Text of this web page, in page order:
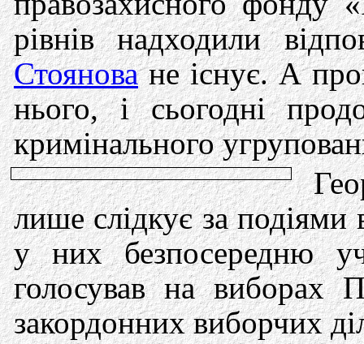
рівнів надходили
Стояноване існує. А
нього, і сьогодні
кримінального
лише слідкує за подіями
у них безпосередню
голосував на виборах
закордонних виборчих